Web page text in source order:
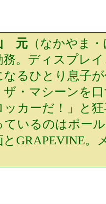
元 （なかやま
務。ディスプレ
なるひとり息子
ザ・マシーンを
ッカーだ！」と
ているのはポー
とGRAPEVINE。